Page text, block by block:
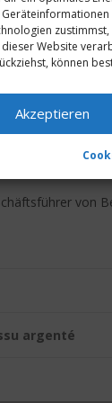
dieser Website
können
Akzeptieren
Best4Body®
von
argenté